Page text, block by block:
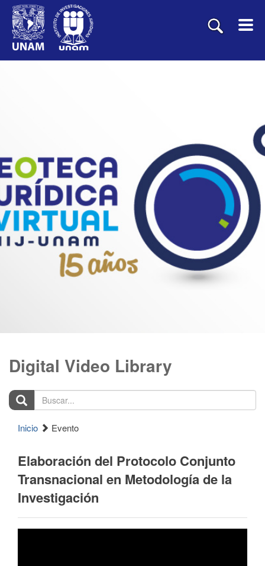
Digital Video Library
Buscar...
Inicio Evento
Elaboración del Protocolo Conjunto
Transnacional en Metodología de la
Investigación